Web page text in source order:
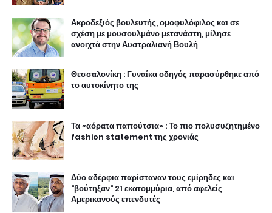
Ακροδεξιός βουλευτής, ομοφυλόφιλος και σε
σχέση με μουσουλμάνο μετανάστη, μίλησε
ανοιχτά στην Αυστραλιανή Βουλή
Θεσσαλονίκη : Γυναίκα οδηγός παρασύρθηκε από
το αυτοκίνητο της
Τα «αόρατα παπούτσια» : Το πιο πολυσυζητημένο
fashion statement της χρονιάς
Δύο αδέρφια παρίσταναν τους εμίρηδες και
"βούτηξαν" 21 εκατομμύρια, από αφελείς
Αμερικανούς επενδυτές